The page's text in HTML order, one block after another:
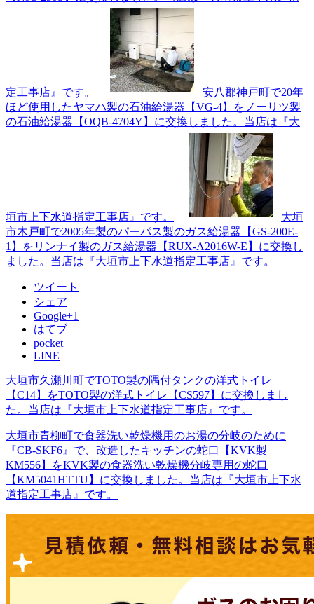
定工事店』です。
安八郡神戸町で20年
ほど使用したヤマハ製の石油給湯器【VG-4】をノーリツ製
の石油給湯器【OQB-4704Y】に交換しました。当店は『大
垣市上下水道指定工事店』です。
大垣
市木戸町で2005年製のパーパス製のガス給湯器【GS-200E-
1】をリンナイ製のガス給湯器【RUX-A2016W-E】に交換し
ました。当店は『大垣市上下水道指定工事店』です。
ツイート
シェア
Google+1
はてブ
pocket
LINE
大垣市久瀬川町でTOTO製の隅付タンクの洋式トイレ
【C14】をTOTO製の洋式トイレ【CS597】に交換しまし
た。当店は『大垣市上下水道指定工事店』です。
大垣市青柳町で食器洗い乾燥機用のお湯の分岐のために
『CB-SKF6』で、改造したキッチンの蛇口【KVK製
KM556】をKVK製の食器洗い乾燥機分岐専用の蛇口
【KM5041HTTU】に交換しました。当店は『大垣市上下水
道指定工事店』です。